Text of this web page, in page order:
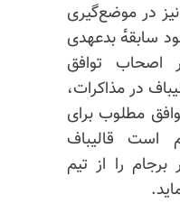
نیز در موضع‌گیری
سابقه‌ٔ بدعهدی
اصحاب توافق
در مذاکرات،
مطلوب برای
است قالیباف
را از تیم